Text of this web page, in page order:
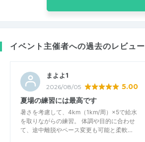
イベント主催者への過去のレビュー
まよよ1
2026/08/05 5.00
夏場の練習には最高です
暑さを考慮して、4km（1km/周）×5で給水
を取りながらの練習。 体調や目的に合わせ
て、途中離脱やペース変更も可能と柔軟…